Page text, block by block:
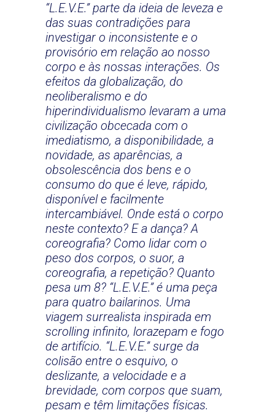
“L.E.V.E.” parte da ideia de leveza e
das suas contradições para
investigar o inconsistente e o
provisório em relação ao nosso
corpo e às nossas interações. Os
efeitos da globalização, do
neoliberalismo e do
hiperindividualismo levaram a uma
civilização obcecada com o
imediatismo, a disponibilidade, a
novidade, as aparências, a
obsolescência dos bens e o
consumo do que é leve, rápido,
disponível e facilmente
intercambiável. Onde está o corpo
neste contexto? E a dança? A
coreografia? Como lidar com o
peso dos corpos, o suor, a
coreografia, a repetição? Quanto
pesa um 8? “L.E.V.E.” é uma peça
para quatro bailarinos. Uma
viagem surrealista inspirada em
scrolling infinito, lorazepam e fogo
de artifício. “L.E.V.E.” surge da
colisão entre o esquivo, o
deslizante, a velocidade e a
brevidade, com corpos que suam,
pesam e têm limitações físicas.